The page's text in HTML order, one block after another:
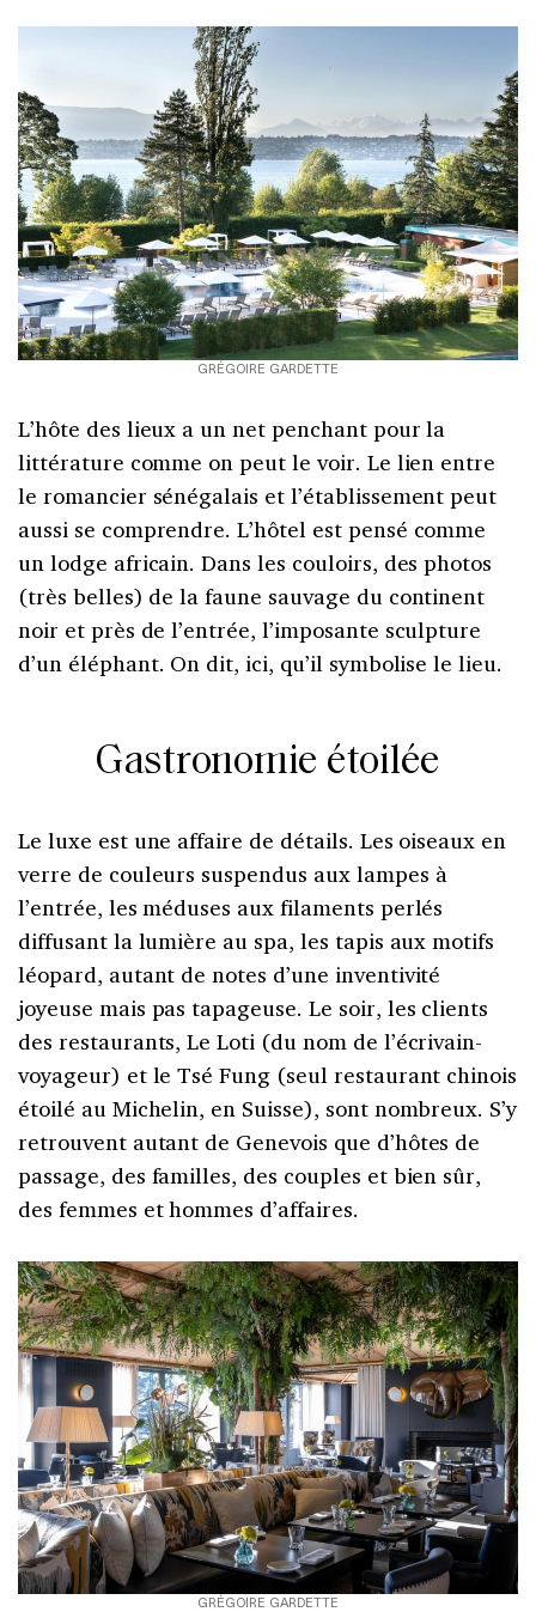
GRÉGOIRE GARDETTE
L’hôte des lieux a un net penchant pour la
littérature comme on peut le voir. Le lien entre
le romancier sénégalais et l’établissement peut
aussi se comprendre. L’hôtel est pensé comme
un lodge africain. Dans les couloirs, des photos
(très belles) de la faune sauvage du continent
noir et près de l’entrée, l’imposante sculpture
d’un éléphant. On dit, ici, qu’il symbolise le lieu.
Gastronomie étoilée
Le luxe est une affaire de détails. Les oiseaux en
verre de couleurs suspendus aux lampes à
l’entrée, les méduses aux filaments perlés
diffusant la lumière au spa, les tapis aux motifs
léopard, autant de notes d’une inventivité
joyeuse mais pas tapageuse. Le soir, les clients
des restaurants, Le Loti (du nom de l’écrivain-
voyageur) et le Tsé Fung (seul restaurant chinois
étoilé au Michelin, en Suisse), sont nombreux. S’y
retrouvent autant de Genevois que d’hôtes de
passage, des familles, des couples et bien sûr,
des femmes et hommes d’affaires.
GRÉGOIRE GARDETTE